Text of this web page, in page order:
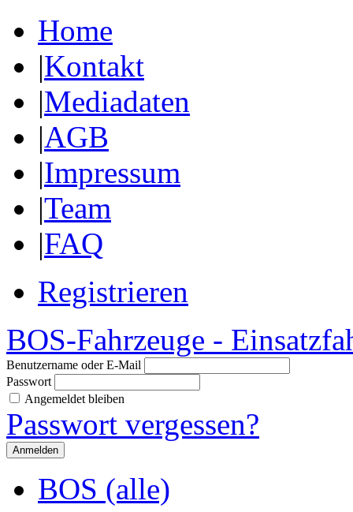
Home
|Kontakt
|Mediadaten
|AGB
|Impressum
|Team
|FAQ
Registrieren
BOS-Fahrzeuge -
Benutzername oder E-Mail
Passwort
Angemeldet bleiben
Passwort vergessen?
BOS (alle)